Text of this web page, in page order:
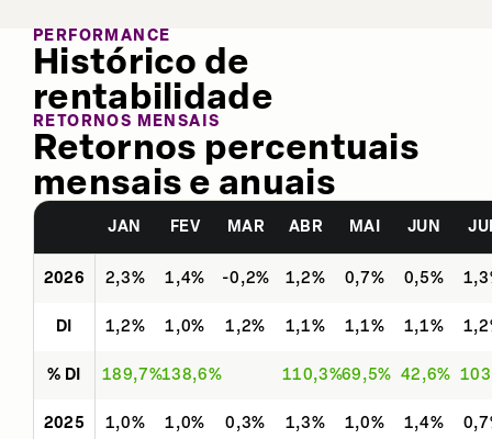
PERFORMANCE
Histórico de
rentabilidade
RETORNOS MENSAIS
Retornos percentuais
mensais e anuais
JAN FEV MAR ABR MAI JUN
2026 2,3% 1,4% -0,2% 1,2% 0,7% 0,5%
DI 1,2% 1,0% 1,2% 1,1% 1,1% 1,1%
% DI 189,7%138,6% 110,3%69,5% 42,6%
2025 1,0% 1,0% 0,3% 1,3% 1,0% 1,4%